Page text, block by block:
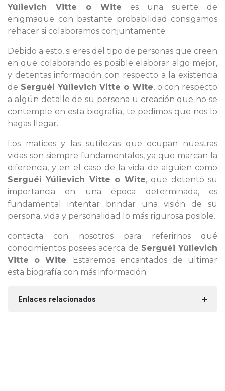
Yúlievich Vitte o Wite es una suerte de
enigmaque con bastante probabilidad consigamos
rehacer si colaboramos conjuntamente.
Debido a esto, si eres del tipo de personas que creen
en que colaborando es posible elaborar algo mejor,
y detentas información con respecto a la existencia
de Serguéi Yúlievich Vitte o Wite, o con respecto
a algún detalle de su persona u creación que no se
contemple en esta biografía, te pedimos que nos lo
hagas llegar.
Los matices y las sutilezas que ocupan nuestras
vidas son siempre fundamentales, ya que marcan la
diferencia, y en el caso de la vida de alguien como
Serguéi Yúlievich Vitte o Wite, que detentó su
importancia en una época determinada, es
fundamental intentar brindar una visión de su
persona, vida y personalidad lo más rigurosa posible.
contacta con nosotros para referirnos qué
conocimientos posees acerca de Serguéi Yúlievich
Vitte o Wite. Estaremos encantados de ultimar
esta biografía con más información.
Enlaces relacionados